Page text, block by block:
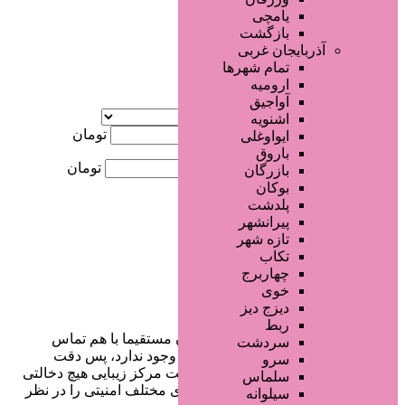
یامچی
بازگشت
آذربایجان غربی
تمام شهر‌ها
ارومیه
آواجیق
اشنویه
ایواوغلی
باروق
بازرگان
بوکان
پلدشت
پیرانشهر
تازه شهر
تکاب
چهاربرج
خوی
دیزج دیز
ربط
سردشت
سرو
سلماس
سیلوانه
آگهی ویژه
کمترین قیمت
تومان
بیشترین قیمت تومان
در سایت تبلیغاتی مرکز زیبایی کاربران مستقیما با هم تماس
می‌گیرند و هیچ واسطه‌ای در این میان وجود ندارد، پس دقت
فرمایید که در خرید و فروشِ شما سایت مرکز زیبایی هیچ دخالتی
نداشته و کاربران باید خودشان جنبه‌های مختلف امنیتی را در نظر